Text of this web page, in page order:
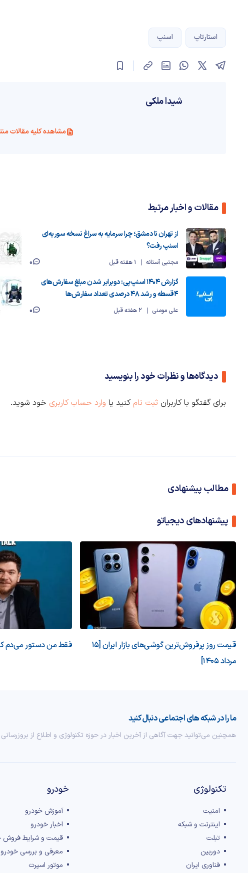
استارتاپ اسنپ
شیدا ملکی
مشاهده کلیه مقالات
مقالات و اخبار مرتبط
از تهران تا دمشق؛ چرا سرمایه به سراغ نسخه سوریه‌ای
اسنپ رفت؟
مجتبی آستانه 1 هفته قبل 0
گزارش ۱۴۰۴ اسنپ‌پی: دوبرابر شدن مبلغ سفارش‌های
۴قسطه و رشد ۴۸ درصدی تعداد سفارش‌ها
علی مومنی 2 هفته قبل 0
دیدگاه‌ها و نظرات خود را بنویسید
برای گفتگو با کاربران ثبت نام کنید یا وارد حساب کاربری خود شوید.
مطالب پیشنهادی
پیشنهادهای دیجیاتو
قیمت روز پرفروش‌ترین گوشی‌های بازار ایران [15
مرداد 1405]
فقط من دستور می‌دم
ما را در شبکه های اجتماعی دنبال کنید
همچنین می‌توانید جهت آگاهی از آخرین اخبار در حوزه تکنولوژی و اطلاع از
تکنولوژی
امنیت
اینترنت و شبکه
تبلت
دوربین
فناوری ایران
خودرو
آموزش خودرو
اخبار خودرو
قیمت و شرایط فروش
معرفی و بررسی خودرو
موتور اسپرت